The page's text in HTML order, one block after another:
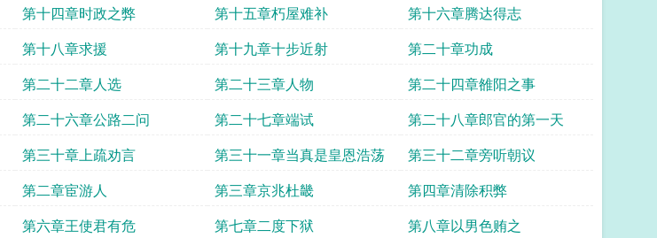
第十四章时政之弊 第十五章朽屋难补
第十六章腾达得志
第十八章求援 第十九章十步近射
第二十章功成
第二十二章人选 第二十三章人物
第二十四章雒阳之事
第二十六章公路二问 第二十七章端试
第二十八章郎官的第一天
第三十章上疏劝言 第三十一章当真是皇恩浩荡
第三十二章旁听朝议
第二章宦游人 第三章京兆杜畿
第四章清除积弊
第六章王使君有危 第七章二度下狱
第八章以男色贿之